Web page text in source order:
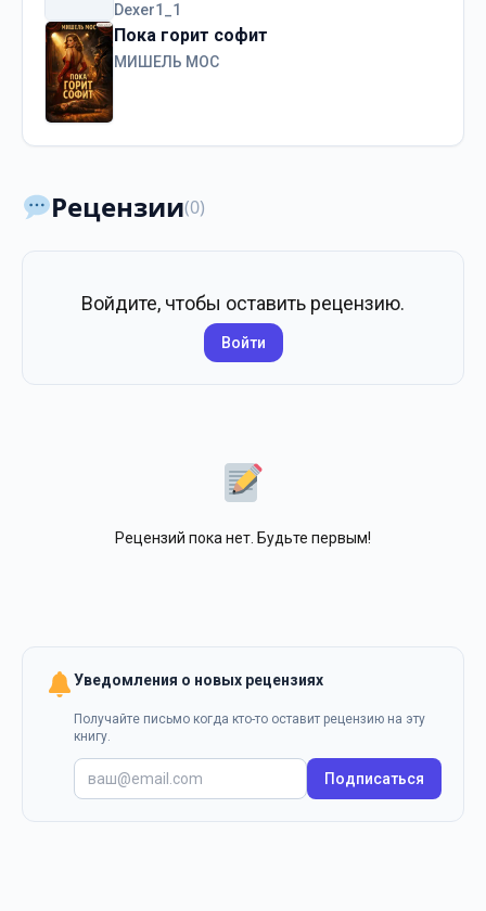
Dexer1_1
Пока горит софит
МИШЕЛЬ МОС
Рецензии(0)
Войдите, чтобы оставить рецензию.
Войти
Рецензий пока нет. Будьте первым!
Уведомления о новых рецензиях
Получайте письмо когда кто-то оставит рецензию на эту
книгу.
Подписаться